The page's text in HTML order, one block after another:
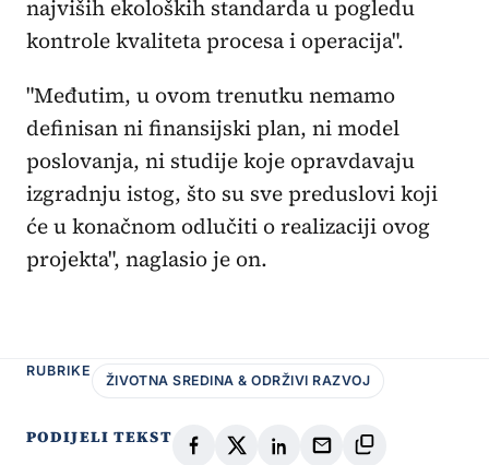
najviših ekoloških standarda u pogledu
kontrole kvaliteta procesa i operacija".
"Međutim, u ovom trenutku nemamo
definisan ni finansijski plan, ni model
poslovanja, ni studije koje opravdavaju
izgradnju istog, što su sve preduslovi koji
će u konačnom odlučiti o realizaciji ovog
projekta", naglasio je on.
RUBRIKE
ŽIVOTNA SREDINA & ODRŽIVI RAZVOJ
PODIJELI TEKST